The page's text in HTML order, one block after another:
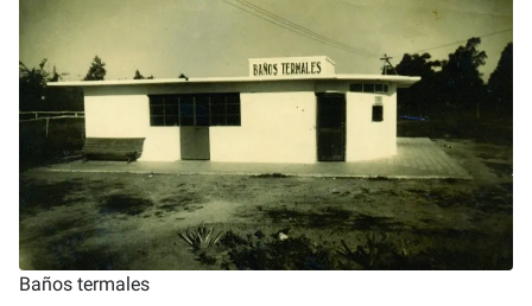
Baños termales